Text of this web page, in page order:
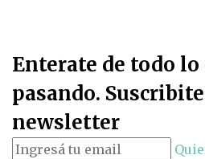
Enterate de todo lo
pasando.
newsletter